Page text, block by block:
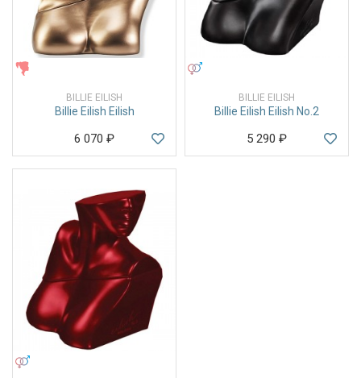
BILLIE EILISH
Billie Eilish Eilish
6 070 ₽
BILLIE EILISH
Billie Eilish Eilish No.2
5 290 ₽